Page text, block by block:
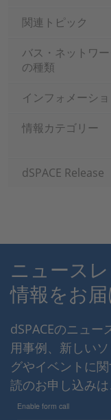
関連トピック
バス・ネットワー
の種類
インフォメーシ
情報カテゴリー
dSPACE Release
ニュース
情報をお届
dSPACEのニュ
用事例、新しい
グやイベントに
読のお申し込みは
Enable form call